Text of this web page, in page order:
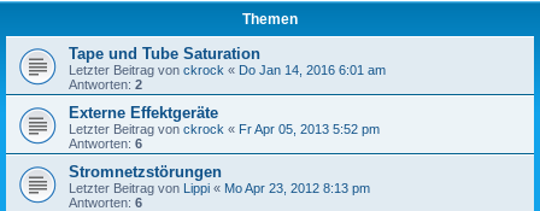
Themen
Tape und Tube Saturation
Letzter Beitrag von ckrock « Do Jan 14, 2016 6:01 am
Antworten: 2
Externe Effektgeräte
Letzter Beitrag von ckrock « Fr Apr 05, 2013 5:52 pm
Antworten: 6
Stromnetzstörungen
Letzter Beitrag von Lippi « Mo Apr 23, 2012 8:13 pm
Antworten: 6